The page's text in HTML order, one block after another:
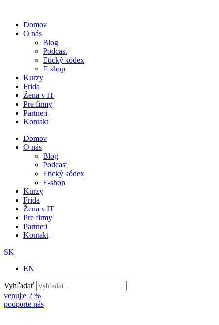
obsah
Domov
O nás
Blog
Podcast
Etický kódex
E-shop
Kurzy
Frida
Žena v IT
Pre firmy
Partneri
Kontakt
Domov
O nás
Blog
Podcast
Etický kódex
E-shop
Kurzy
Frida
Žena v IT
Pre firmy
Partneri
Kontakt
SK
EN
Vyhľadať
venujte 2 %
podporte nás